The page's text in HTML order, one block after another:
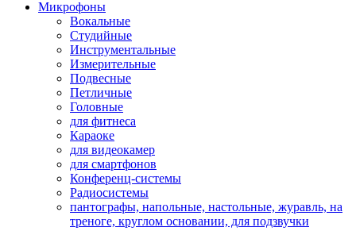
Микрофоны
Вокальные
Студийные
Инструментальные
Измерительные
Подвесные
Петличные
Головные
для фитнеса
Караоке
для видеокамер
для смартфонов
Конференц-системы
Радиосистемы
пантографы, напольные, настольные, журавль, на
треноге, круглом основании, для подзвучки